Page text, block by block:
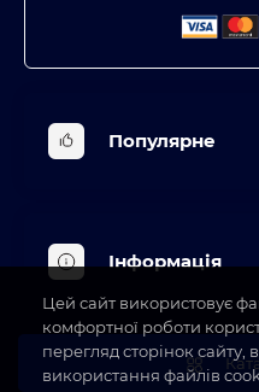
Популярне
Кліматична техніка
Аксесуари та насадки
Будинок, сад, город
Косметичні прилади
Інформація
Доставка
Про магазин
Цей сайт використовує
комфортної роботи
перегляд сторінок сайту,
використання файлів